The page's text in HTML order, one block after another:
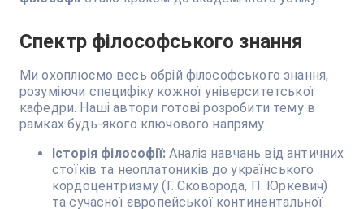
Спектр філософського знання
Ми охоплюємо весь обрій філософського знання,
розуміючи специфіку кожної університетської
кафедри. Наші автори готові розробити тему в
рамках будь-якого ключового напряму:
Історія філософії:Аналіз навчань від античних
стоїків та неоплатоників до українського
кордоцентризму (Г. Сковорода, П. Юркевич)
та сучасної європейської континентальної